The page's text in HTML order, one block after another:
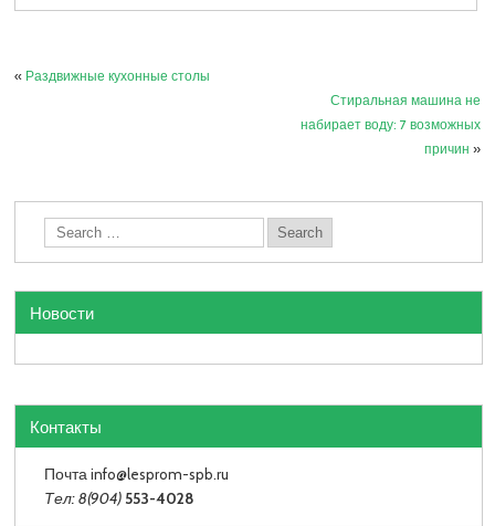
« Раздвижные кухонные столы
Стиральная машина не
набирает воду: 7 возможных
причин »
Новости
Контакты
Почта info@lesprom-spb.ru
Тел: 8(904) 553-4028